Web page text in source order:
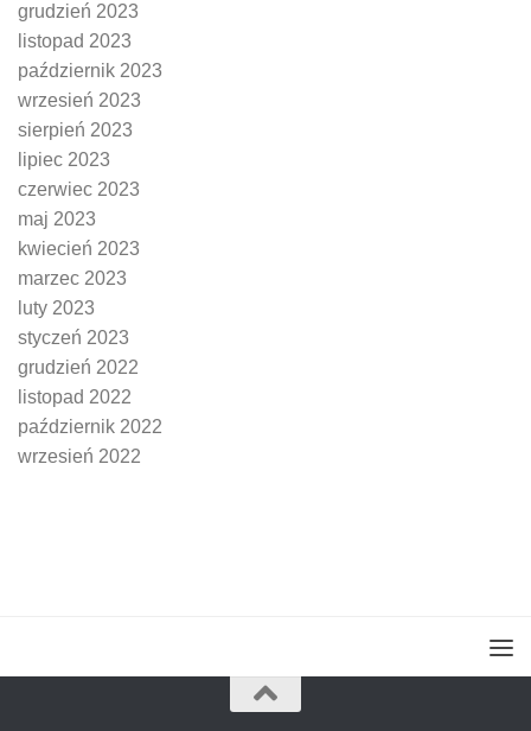
grudzień 2023
listopad 2023
październik 2023
wrzesień 2023
sierpień 2023
lipiec 2023
czerwiec 2023
maj 2023
kwiecień 2023
marzec 2023
luty 2023
styczeń 2023
grudzień 2022
listopad 2022
październik 2022
wrzesień 2022